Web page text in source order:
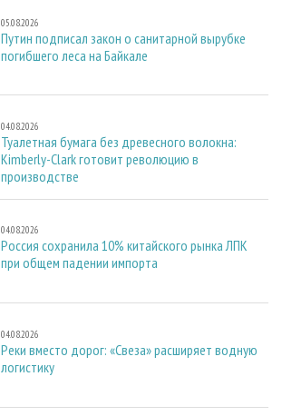
05.08.2026
Путин подписал закон о санитарной вырубке
погибшего леса на Байкале
04.08.2026
Туалетная бумага без древесного волокна:
Kimberly-Clark готовит революцию в
производстве
04.08.2026
Россия сохранила 10% китайского рынка ЛПК
при общем падении импорта
04.08.2026
Реки вместо дорог: «Свеза» расширяет водную
логистику